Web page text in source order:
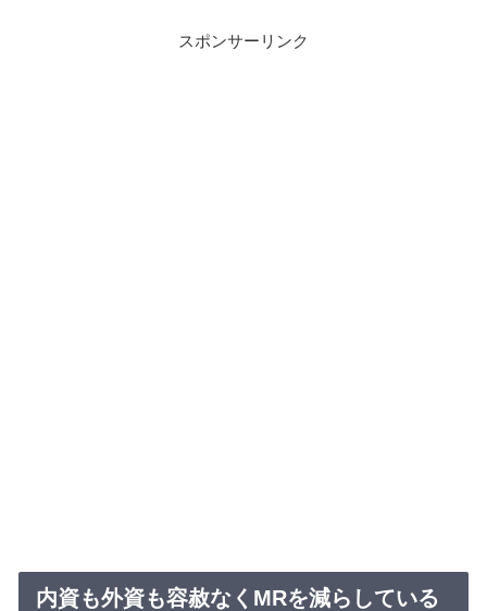
スポンサーリンク
内資も外資も容赦なくMRを減らしている